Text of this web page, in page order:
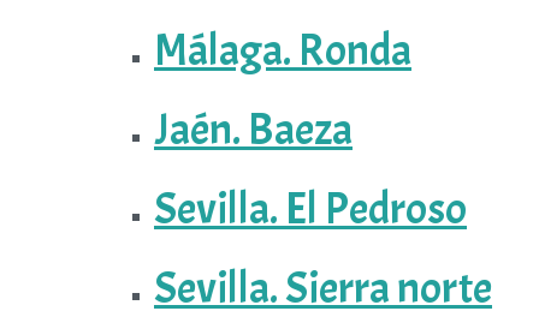
Málaga. Ronda
Jaén. Baeza
Sevilla. El Pedroso
Sevilla. Sierra norte